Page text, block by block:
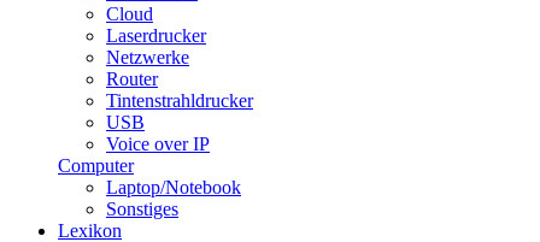
Cloud
Laserdrucker
Netzwerke
Router
Tintenstrahldrucker
USB
Voice over IP
Computer
Laptop/Notebook
Sonstiges
Lexikon